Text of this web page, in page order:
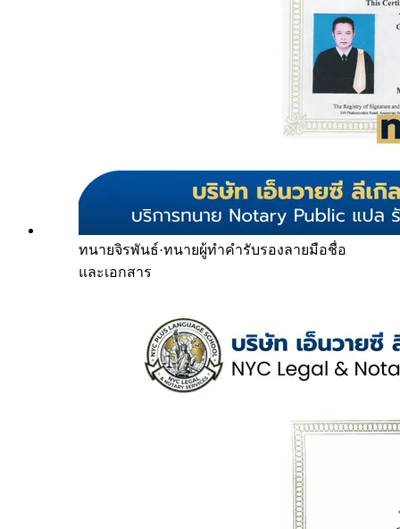
ทนายจิรพันธ์·ทนายผู้ทำคำรับรองลายมือชื่อ
และเอกสาร